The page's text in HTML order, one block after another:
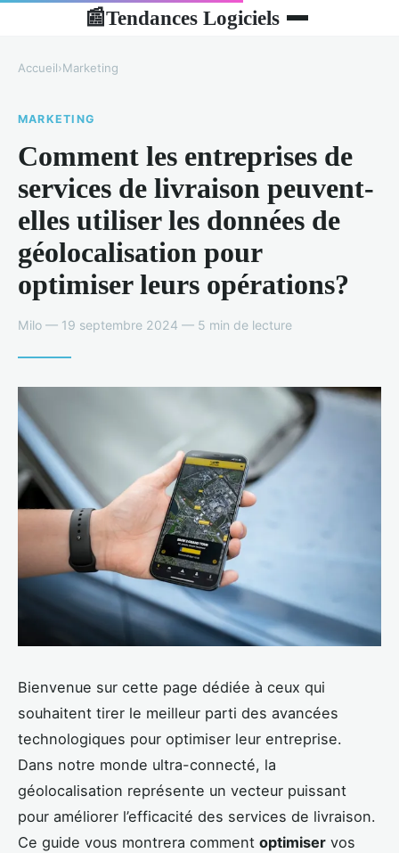
📰Tendances Logiciels
Accueil›Marketing
MARKETING
Comment les entreprises de
services de livraison peuvent-
elles utiliser les données de
géolocalisation pour
optimiser leurs opérations?
Milo — 19 septembre 2024 — 5 min de lecture
Bienvenue sur cette page dédiée à ceux qui
souhaitent tirer le meilleur parti des avancées
technologiques pour optimiser leur entreprise.
Dans notre monde ultra-connecté, la
géolocalisation représente un vecteur puissant
pour améliorer l’efficacité des services de livraison.
Ce guide vous montrera comment optimiser vos